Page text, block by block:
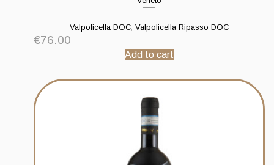
Valpolicella DOC, Valpolicella Ripasso DOC
€76.00
Add to cart